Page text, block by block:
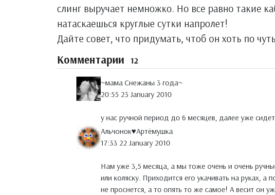
слинг выручает немножко. Но все равно такие
натаскаешься круглые сутки напролет!
Дайте совет, что придумать, чтоб он хоть по
Комментарии 12
~мама Снежаны 3 года~
20:55 23 January 2010
у нас ручной период до 6 месяцев, далее уже
Альчонок♥Артёмушка
17:33 22 January 2010
Нам уже 3,5 месяца, а мы тоже очень и очень
или коляску. Приходится его укачивать на руках, а
не проснется, а то опять то же самое! А весит он